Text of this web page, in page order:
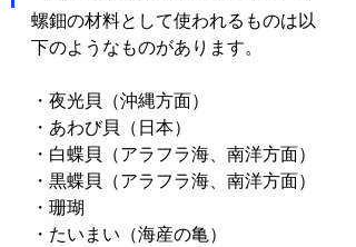
螺鈿の材料として使われるものは以
下のようなものがあります。
・夜光貝（沖縄方面）
・あわび貝（日本）
・白蝶貝（アラフラ海、南洋方面）
・黒蝶貝（アラフラ海、南洋方面）
・珊瑚
・たいまい（海産の亀）